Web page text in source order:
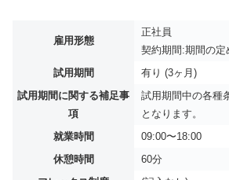
雇用形態
正社員
契約期間:期間の定
試用期間
有り (3ヶ月)
試用期間に関する補足事
項
試用期間中の各種
となります。
就業時間
09:00〜18:00
休憩時間
60分